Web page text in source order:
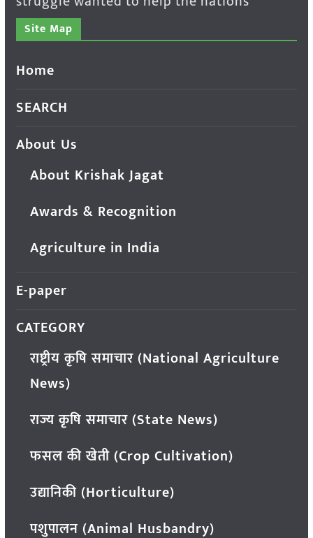
Site Map
Home
SEARCH
About Us
About Krishak Jagat
Awards & Recognition
Agriculture in India
E-paper
CATEGORY
राष्ट्रीय कृषि समाचार (National Agriculture
News)
राज्य कृषि समाचार (State News)
फसल की खेती (Crop Cultivation)
उद्यानिकी (Horticulture)
पशुपालन (Animal Husbandry)